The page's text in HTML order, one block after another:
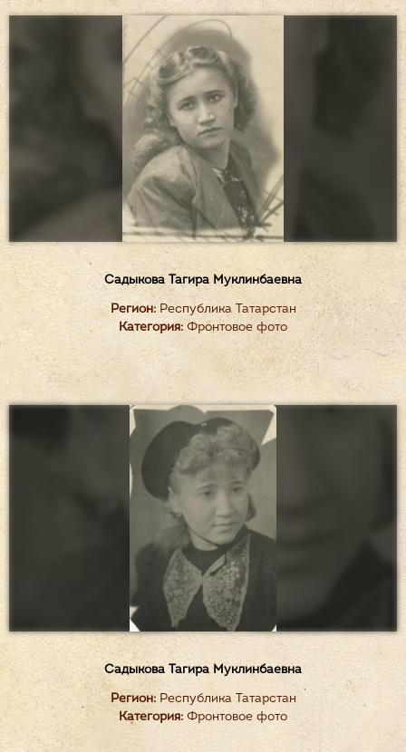
Садыкова Тагира Муклинбаевна
Регион:Республика Татарстан
Категория: Фронтовое фото
Садыкова Тагира Муклинбаевна
Регион:Республика Татарстан
Категория: Фронтовое фото